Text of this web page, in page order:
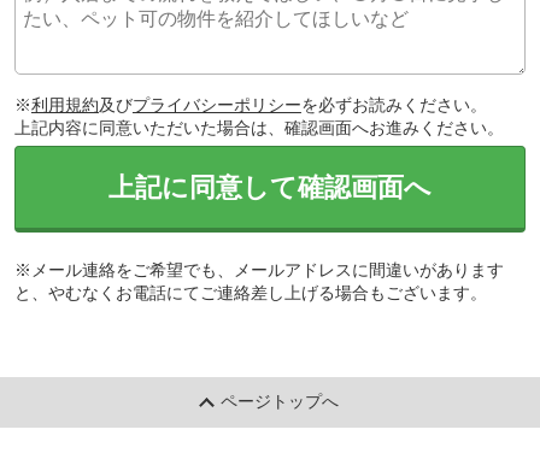
※利用規約及びプライバシーポリシーを必ずお読みください。
上記内容に同意いただいた場合は、確認画面へお進みください。
上記に同意して確認画面へ
※メール連絡をご希望でも、メールアドレスに間違いがあります
と、やむなくお電話にてご連絡差し上げる場合もございます。
ページトップへ